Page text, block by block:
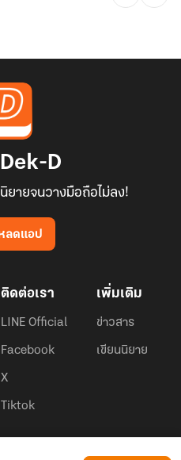
D
ายจนวางมือถือไม่ลง!
ลดแอป
ติดต่อเรา
LINE Official
Facebook
X
Tiktok
เพิ่มเติม
ข่าวสาร
เขียนนิยาย